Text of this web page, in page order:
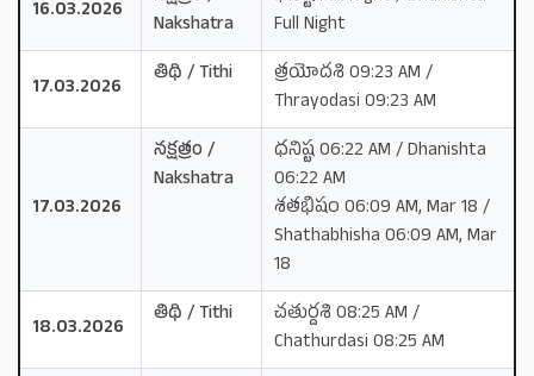
16.03.2026
Nakshatra
Full Night
17.03.2026
తిథి / Tithi
త్రయోదశి 09:23 AM /
Thrayodasi 09:23 AM
17.03.2026
నక్షత్రం /
Nakshatra
ధనిష్ట 06:22 AM / Dhanishta
06:22 AM
శతభిషం 06:09 AM, Mar 18 /
Shathabhisha 06:09 AM, Mar
18
18.03.2026
తిథి / Tithi
చతుర్దశి 08:25 AM /
Chathurdasi 08:25 AM